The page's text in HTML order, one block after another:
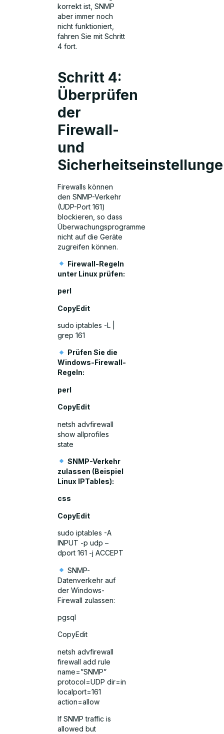
korrekt ist, SNMP
aber immer noch
nicht funktioniert,
fahren Sie mit Schritt
4 fort.
Schritt 4:
Überprüfen
der
Firewall-
und
Firewalls können
den SNMP-Verkehr
(UDP-Port 161)
blockieren, so dass
Überwachungsprogramme
nicht auf die Geräte
zugreifen können.
Firewall-Regeln
unter Linux prüfen:
perl
CopyEdit
sudo iptables -L |
grep 161
Prüfen Sie die
Windows-Firewall-
Regeln:
perl
CopyEdit
netsh advfirewall
show allprofiles
state
SNMP-Verkehr
zulassen (Beispiel
Linux IPTables):
css
CopyEdit
sudo iptables -A
INPUT -p udp –
dport 161 -j ACCEPT
SNMP-
Datenverkehr auf
der Windows-
Firewall zulassen:
pgsql
CopyEdit
netsh advfirewall
firewall add rule
name=”SNMP”
protocol=UDP dir=in
localport=161
action=allow
If SNMP traffic is
allowed but